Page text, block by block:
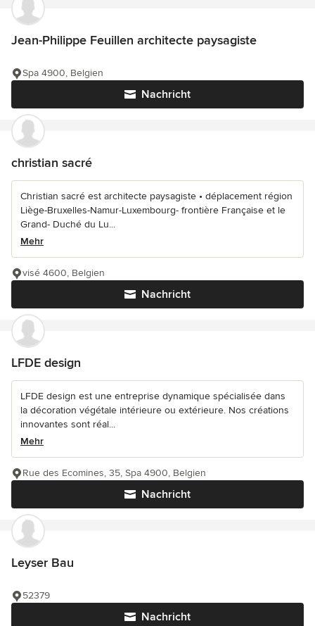
Jean-Philippe Feuillen architecte paysagiste
Nachricht
Spa 4900, Belgien
christian sacré
Christian sacré est architecte paysagiste • déplacement région
Liège-Bruxelles-Namur-Luxembourg- frontière Française et le
Grand- Duché du Lu...
Mehr
Nachricht
visé 4600, Belgien
LFDE design
LFDE design est une entreprise dynamique spécialisée dans
la décoration végétale intérieure ou extérieure. Nos créations
innovantes sont réal...
Mehr
Nachricht
Rue des Ecomines, 35, Spa 4900, Belgien
Leyser Bau
Nachricht
52379